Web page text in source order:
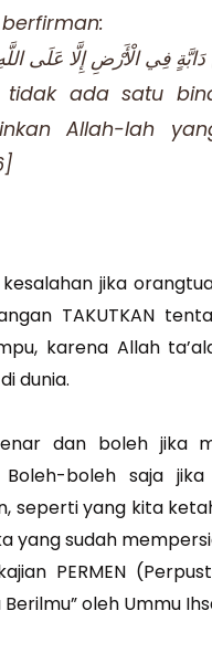
فِي الْأَرْضِ إِلَّا عَلَى
tidak ada satu
Allah-lah
jika
TAKUTKAN
karena Allah
dunia.
dan boleh jika
Boleh-boleh saja
seperti yang kita
yang sudah
PERMEN